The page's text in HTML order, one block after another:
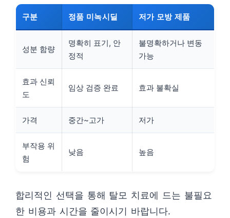
구분 정품 미녹시딜 저가 모방 제품
성분 함량
명확히 표기, 안
정적
불명확하거나 변동
가능
효과 신뢰
도
임상 검증 완료 효과 불확실
가격 중간~고가 저가
부작용 위
험
낮음 높음
합리적인 선택을 통해 탈모 치료에 드는 불필요
한 비용과 시간을 줄이시기 바랍니다.